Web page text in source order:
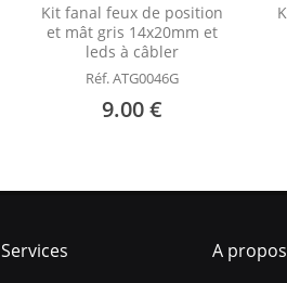
Kit fanal feux de position
et mât gris 14x20mm et
leds à câbler
Réf. ATG0046G
9.00 €
Services A propos